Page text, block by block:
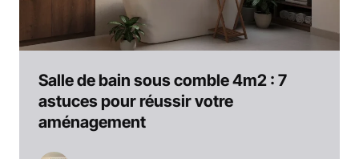
Salle de bain sous comble 4m2 : 7
astuces pour réussir votre
aménagement